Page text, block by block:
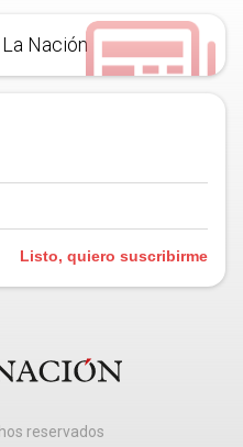
Nación
Listo, quiero suscribirme
reservados